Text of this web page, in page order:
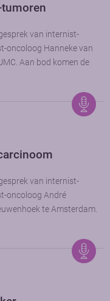
van internist-
oncoloog Hanneke van
Aan bod komen de
van internist-
oncoloog André
te Amsterdam.